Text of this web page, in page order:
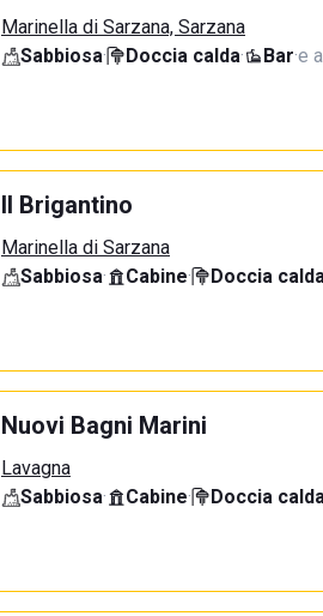
Marinella di Sarzana, Sarzana
Sabbiosa· Doccia calda· Bar·e
Il Brigantino
Marinella di Sarzana
Sabbiosa· Cabine· Doccia
Nuovi Bagni Marini
Lavagna
Sabbiosa· Cabine· Doccia